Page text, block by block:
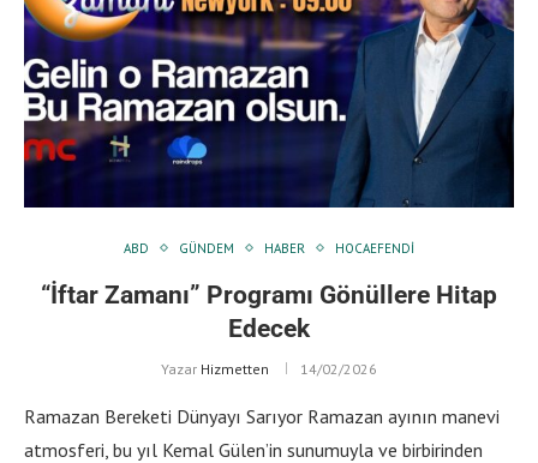
ABD GÜNDEM HABER HOCAEFENDI
“İftar Zamanı” Programı Gönüllere Hitap
Edecek
Yazar Hizmetten 14/02/2026
Ramazan Bereketi Dünyayı Sarıyor Ramazan ayının manevi
atmosferi, bu yıl Kemal Gülen’in sunumuyla ve birbirinden